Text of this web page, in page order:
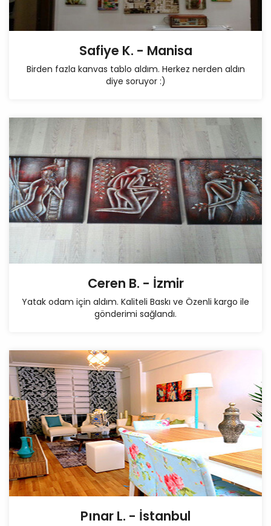
Safiye K. - Manisa
Birden fazla kanvas tablo aldım. Herkez nerden aldın
diye soruyor :)
Ceren B. - İzmir
Yatak odam için aldım. Kaliteli Baskı ve Özenli kargo ile
gönderimi sağlandı.
Pınar L. - İstanbul